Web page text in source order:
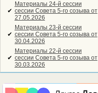
✔
Материалы 24-й сессии
сессии Совета 5-го созыва от
27.05.2026
✔
Материалы 23-й сессии
сессии Совета 5-го созыва от
30.04.2026
✔
Материалы 22-й сессии
сессии Совета 5-го созыва от
30.03.2026